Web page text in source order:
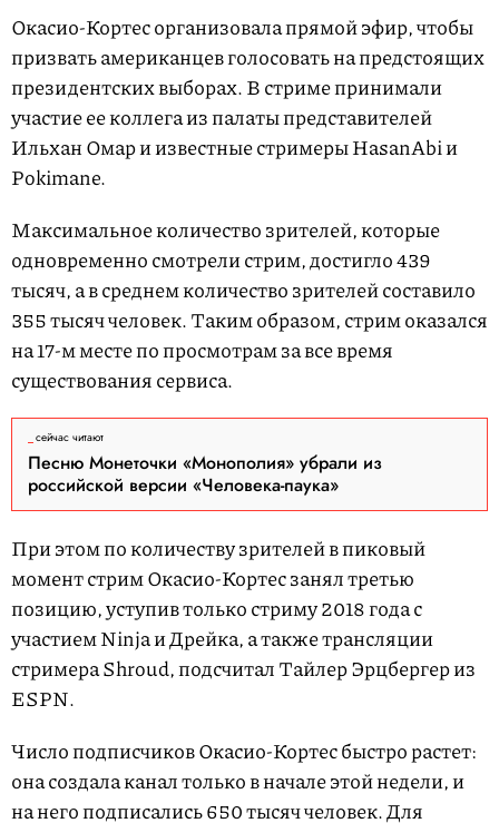
Окасио-Кортес организовала прямой эфир, чтобы
призвать американцев голосовать на предстоящих
президентских выборах. В стриме принимали
участие ее коллега из палаты представителей
Ильхан Омар и известные стримеры HasanAbi и
Pokimane.
Максимальное количество зрителей, которые
одновременно смотрели стрим, достигло 439
тысяч, а в среднем количество зрителей составило
355 тысяч человек. Таким образом, стрим оказался
на 17-м месте по просмотрам за все время
существования сервиса.
сейчас читают
Песню Монеточки «Монополия» убрали из
российской версии «Человека-паука»
При этом по количеству зрителей в пиковый
момент стрим Окасио-Кортес занял третью
позицию, уступив только стриму 2018 года с
участием Ninja и Дрейка, а также трансляции
стримера Shroud, подсчитал Тайлер Эрцбергер из
ESPN.
Число подписчиков Окасио-Кортес быстро растет:
она создала канал только в начале этой недели, и
на него подписались 650 тысяч человек. Для